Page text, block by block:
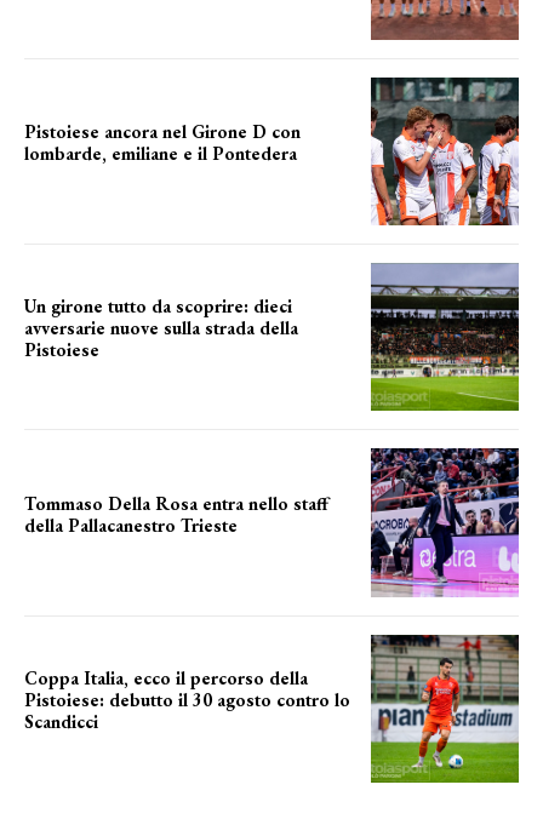
Pistoiese ancora nel Girone D con
lombarde, emiliane e il Pontedera
Un girone tutto da scoprire: dieci
avversarie nuove sulla strada della
Pistoiese
Tommaso Della Rosa entra nello staff
della Pallacanestro Trieste
Coppa Italia, ecco il percorso della
Pistoiese: debutto il 30 agosto contro lo
Scandicci